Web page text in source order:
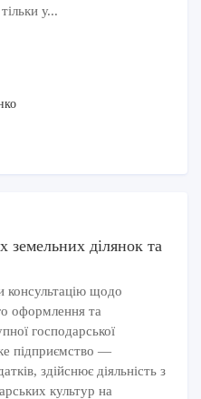
у...
ділянок та
щодо
оформлення та
господарської
підприємство —
здійснює діяльність з
культур на